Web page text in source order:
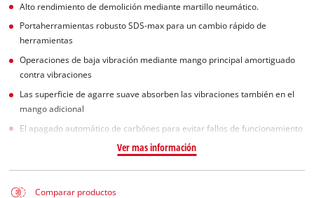
Alto rendimiento de demolición mediante martillo neumático.
Portaherramientas robusto SDS-max para un cambio rápido de
herramientas
Operaciones de baja vibración mediante mango principal amortiguado
contra vibraciones
Las superficie de agarre suave absorben las vibraciones también en el
mango adicional
El apagado automático de carbónes para evitar fallos de funcionamiento
Ver mas información
Comparar productos